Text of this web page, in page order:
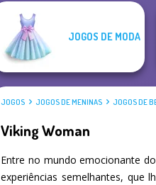
JOGOS DE MODA
JOGOS JOGOS DE MENINAS JOGOS DE
Viking Woman
Entre no mundo emocionante
experiências semelhantes, que